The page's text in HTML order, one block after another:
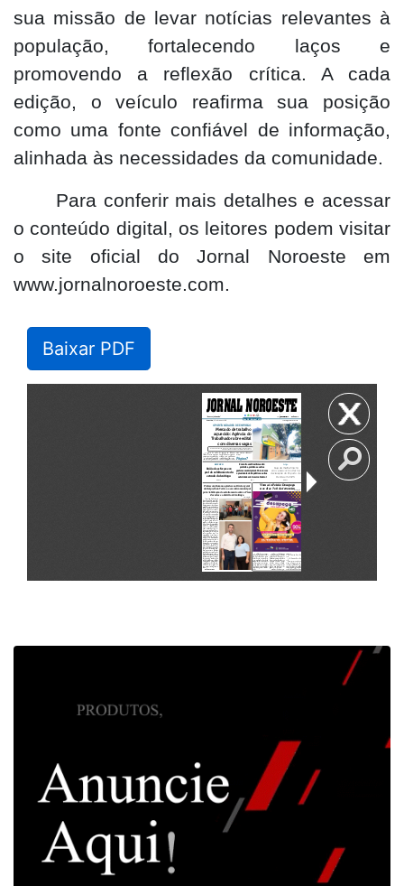
sua missão de levar notícias relevantes à
população, fortalecendo laços e
promovendo a reflexão crítica. A cada
edição, o veículo reafirma sua posição
como uma fonte confiável de informação,
alinhada às necessidades da comunidade.
Para conferir mais detalhes e acessar
o conteúdo digital, os leitores podem visitar
o site oficial do Jornal Noroeste em
www.jornalnoroeste.com.
Baixar PDF